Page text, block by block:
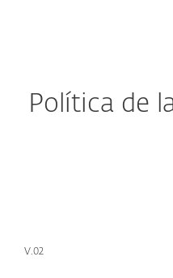
Política de
V.02